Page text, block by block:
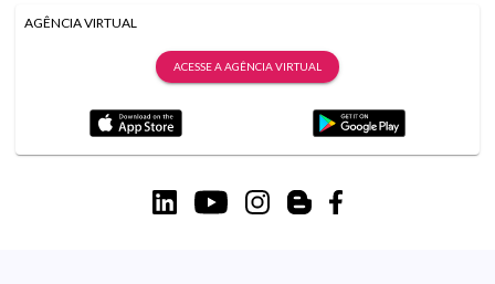
AGÊNCIA VIRTUAL
ACESSE A AGÊNCIA VIRTUAL